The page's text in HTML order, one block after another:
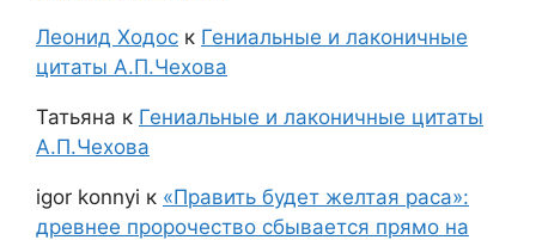
Леонид Ходос к Гениальные и лаконичные
цитаты А.П.Чехова
Татьяна к Гениальные и лаконичные цитаты
А.П.Чехова
igor konnyi к «Править будет желтая раса»:
древнее пророчество сбывается прямо на